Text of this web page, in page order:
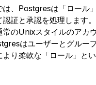
は、Postgresは「ロール
証と承認を処理します
常のUnixスタイルのアカ
はユーザーとグルー
より柔軟な「ロール」と